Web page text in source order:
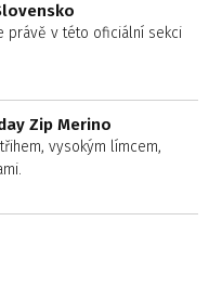
právě v této oficiální sekci
Zip Merino
vysokým límcem,